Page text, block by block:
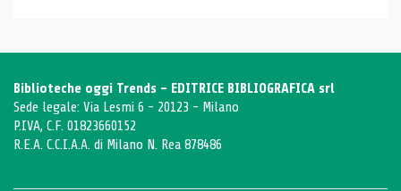
Biblioteche oggi Trends - EDITRICE BIBLIOGRAFICA srl
Sede legale: Via Lesmi 6 - 20123 - Milano
P.IVA, C.F. 01823660152
R.E.A. C.C.I.A.A. di Milano N. Rea 878486